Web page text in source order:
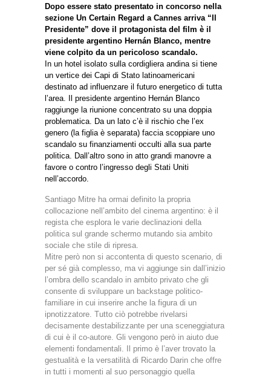
Dopo essere stato presentato in concorso nella
sezione Un Certain Regard a Cannes arriva “Il
Presidente” dove il protagonista del film è il
presidente argentino Hernán Blanco, mentre
viene colpito da un pericoloso scandalo.
In un hotel isolato sulla cordigliera andina si tiene
un vertice dei Capi di Stato latinoamericani
destinato ad influenzare il futuro energetico di tutta
l’area. Il presidente argentino Hernán Blanco
raggiunge la riunione concentrato su una doppia
problematica. Da un lato c’è il rischio che l’ex
genero (la figlia è separata) faccia scoppiare uno
scandalo su finanziamenti occulti alla sua parte
politica. Dall’altro sono in atto grandi manovre a
favore o contro l’ingresso degli Stati Uniti
nell’accordo.
Santiago Mitre ha ormai definito la propria
collocazione nell’ambito del cinema argentino: è il
regista che esplora le varie declinazioni della
politica sul grande schermo mutando sia ambito
sociale che stile di ripresa.
Mitre però non si accontenta di questo scenario, di
per sé già complesso, ma vi aggiunge sin dall’inizio
l’ombra dello scandalo in ambito privato che gli
consente di sviluppare un backstage politico-
familiare in cui inserire anche la figura di un
ipnotizzatore. Tutto ciò potrebbe rivelarsi
decisamente destabilizzante per una sceneggiatura
di cui è il co-autore. Gli vengono però in aiuto due
elementi fondamentali. Il primo è l’aver trovato la
gestualità e la versatilità di Ricardo Darin che offre
in tutti i momenti al suo personaggio quella